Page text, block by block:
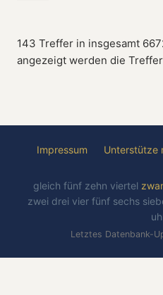
143 Treffer in insgesamt
angezeigt werden die Treffer
Impressum Unterstütze
gleich fünf zehn viertel
zwei drei vier fünf sechs
Letztes Datenbank-